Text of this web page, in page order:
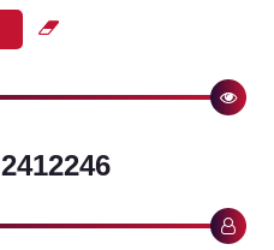
2412246